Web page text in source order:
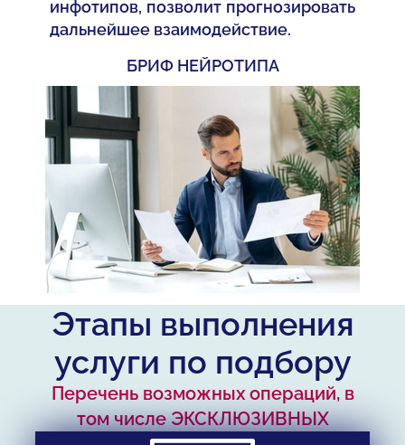
инфотипов, позволит прогнозировать
дальнейшее взаимодействие.
БРИФ НЕЙРОТИПА
Этапы выполнения
услуги по подбору
Перечень возможных операций, в
том числе ЭКСКЛЮЗИВНЫХ